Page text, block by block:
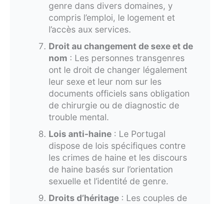
genre dans divers domaines, y
compris l’emploi, le logement et
l’accès aux services.
Droit au changement de sexe et de
nom : Les personnes transgenres
ont le droit de changer légalement
leur sexe et leur nom sur les
documents officiels sans obligation
de chirurgie ou de diagnostic de
trouble mental.
Lois anti-haine: Le Portugal
dispose de lois spécifiques contre
les crimes de haine et les discours
de haine basés sur l’orientation
sexuelle et l’identité de genre.
Droits d’héritage: Les couples de